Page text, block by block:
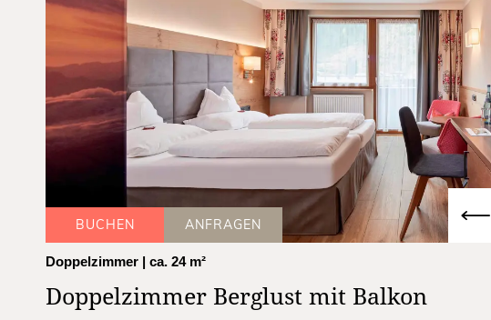
BUCHEN ANFRAGEN
Doppelzimmer | ca. 24 m²
Doppelzimmer Berglust mit Balkon